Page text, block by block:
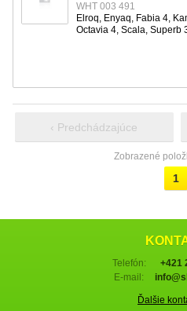
WHT 003 491
Elroq, Enyaq, Fabia 4,
Octavia 4, Scala, Superb
‹ Predchádzajúce
Zobrazené
1
Telefón:
+421
E-mail:
Ďalšie